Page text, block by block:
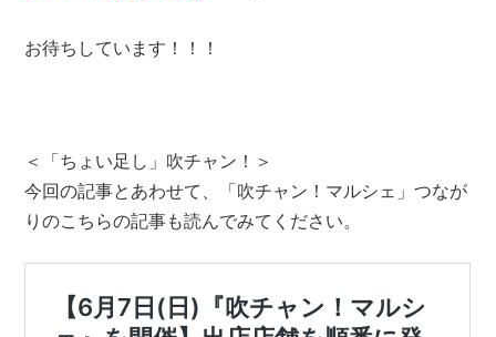
お待ちしています！！！
＜「ちょい足し」吹チャン！＞
今回の記事とあわせて、「吹チャン！マルシェ」つなが
りのこちらの記事も読んでみてください。